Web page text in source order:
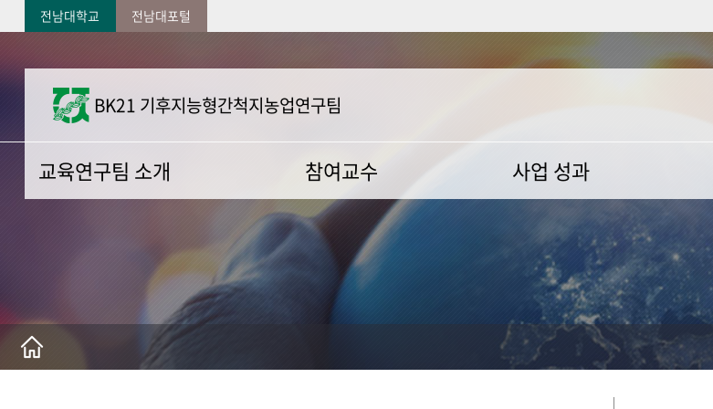
전남대학교 전남대포털
BK21 기후지능형간척지농업연구팀
교육연구팀 소개
연구팀 자체 운영규정
참여교수
참여교수
사업 성과